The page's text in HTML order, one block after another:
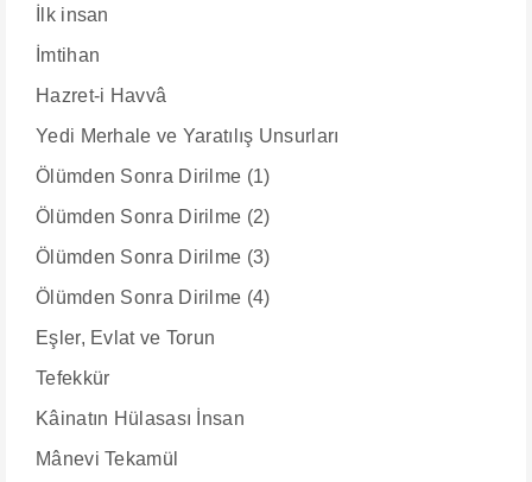
İlk insan
İmtihan
Hazret-i Havvâ
Yedi Merhale ve Yaratılış Unsurları
Ölümden Sonra Dirilme (1)
Ölümden Sonra Dirilme (2)
Ölümden Sonra Dirilme (3)
Ölümden Sonra Dirilme (4)
Eşler, Evlat ve Torun
Tefekkür
Kâinatın Hülasası İnsan
Mânevi Tekamül